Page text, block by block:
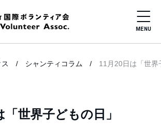
シャンティコラム 11月20日は「世界
「世界子どもの日」